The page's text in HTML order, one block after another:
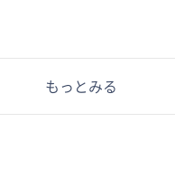
もっとみる